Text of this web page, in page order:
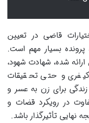
قاضی در تعیین
بسیار مهم است.
شده، شهادت شهود،
کیفری و حتی تحقیقات
برای زن به عسر و
در رویکرد قضات و
نهایی تأثیرگذار باشد.